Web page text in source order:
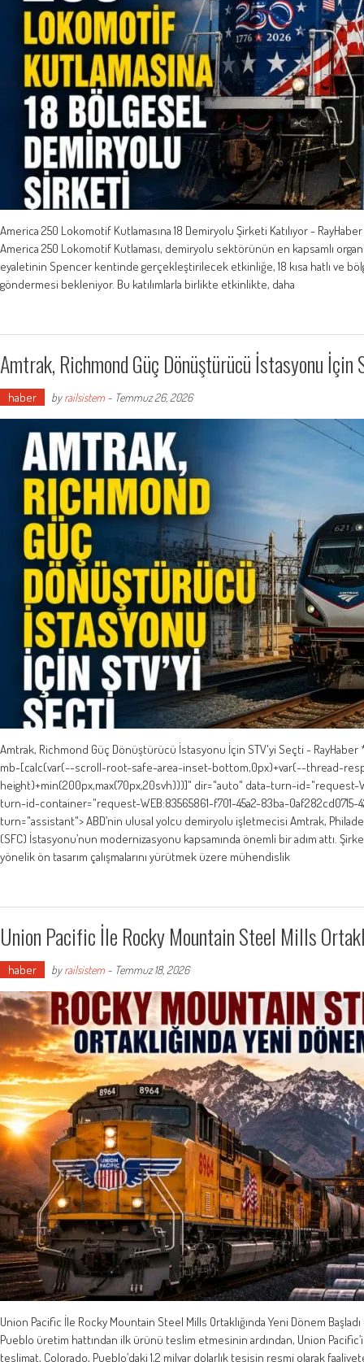
America 250 Lokomotif Kutlamasına 18 Demiryolu Şirketi Katılıyor - RayHaber
America 250 Lokomotif Kutlaması, demiryolu sektörünün en kapsamlı
eyaletinin Spencer kentinde gerçekleştirilecek etkinliğe, 18 kısa hatlı ve
göndermesi bekleniyor. Bu katılımlarla birlikte etkinlikte, daha
Amtrak, Richmond Güç Dönüştürücü İstasyonu İçin
haber byrailsistem - Temmuz 26, 2026
Amtrak, Richmond Güç Dönüştürücü İstasyonu İçin STV'yi Seçti -
mb-[calc(var(--scroll-root-safe-area-inset-bottom,0px)+var(--thread-
height)+min(200px,max(70px,20svh)))]" dir="auto" data-turn-id="request-
turn-id-container="request-WEB:83565861-f701-45a2-83ba-
turn="assistant"> ABD’nin ulusal yolcu demiryolu işletmecisi Amtrak,
(SFC) İstasyonu’nun modernizasyonu kapsamında önemli bir adım attı.
yönelik ön tasarım çalışmalarını yürütmek üzere mühendislik
Union Pacific İle Rocky Mountain Steel Mills
haber byrailsistem - Temmuz 18, 2026
Union Pacific İle Rocky Mountain Steel Mills Ortaklığında Yeni Dönem
Pueblo üretim hattından ilk ürünü teslim etmesinin ardından, Union
teslimat, Colorado, Pueblo’daki 1,2 milyar dolarlık tesisin resmi olarak